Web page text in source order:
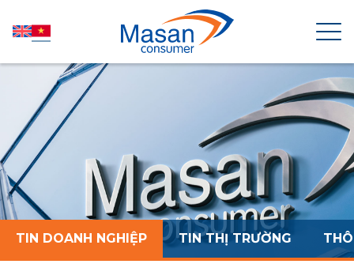
TRANG CHỦ
VỀ MASAN CONSUMER
TIN TỨC
TIN DOANH NGHIỆP TIN THỊ TRƯỜNG